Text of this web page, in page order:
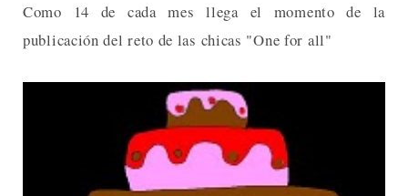
Como 14 de cada mes llega el momento de la
publicación del reto de las chicas "One for all"